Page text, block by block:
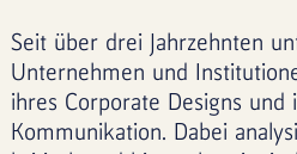
Seit über drei Jahrzehnten
Unternehmen und
ihres Corporate Designs und
Kommunikation. Dabei